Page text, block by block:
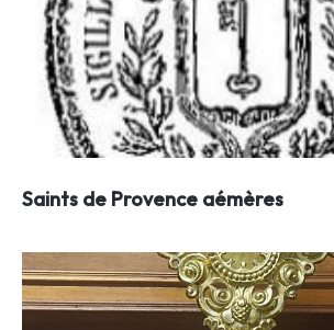
Saints de Provence aémères